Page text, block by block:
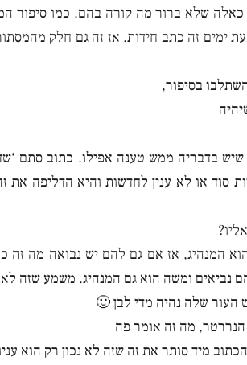
שלא ברור מה קורה בהם. כמו סיפור
ימים זה כתב חידות. אז זה גם חלק
בסיפור,
בדבריה ממש טענה אפילו. כתוב סתם
סוד או לא ענין לחדשות והיא הדליפה את
המנהיג, אז אם גם להם יש נבואה מה זה
נביאים ומשה הוא גם המנהיג. משמע שזה
שלה נהיה מדי לבן 🙂
הנררטר, מה זה אומר פה
מיד סותר את זה שזה לא נכון רק הוא